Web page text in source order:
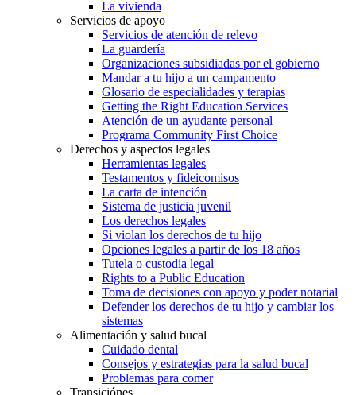
La vivienda
Servicios de apoyo
Servicios de atención de relevo
La guardería
Organizaciones subsidiadas por el gobierno
Mandar a tu hijo a un campamento
Glosario de especialidades y terapias
Getting the Right Education Services
Atención de un ayudante personal
Programa Community First Choice
Derechos y aspectos legales
Herramientas legales
Testamentos y fideicomisos
La carta de intención
Sistema de justicia juvenil
Los derechos legales
Si violan los derechos de tu hijo
Opciones legales a partir de los 18 años
Tutela o custodia legal
Rights to a Public Education
Toma de decisiones con apoyo y poder notarial
Defender los derechos de tu hijo y cambiar los
sistemas
Alimentación y salud bucal
Cuidado dental
Consejos y estrategias para la salud bucal
Problemas para comer
Transiciónes